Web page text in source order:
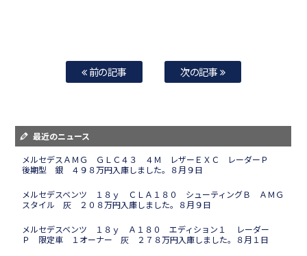
前の記事 次の記事
最近のニュース
メルセデスＡＭＧ ＧＬＣ４３ ４Ｍ レザーＥＸＣ レーダーＰ
後期型 銀 ４９８万円入庫しました。８月９日
メルセデスベンツ １８ｙ ＣＬＡ１８０ シューティングＢ ＡＭＧ
スタイル 灰 ２０８万円入庫しました。８月９日
メルセデスベンツ １８ｙ Ａ１８０ エディション１ レーダー
Ｐ 限定車 １オーナー 灰 ２７８万円入庫しました。８月１日